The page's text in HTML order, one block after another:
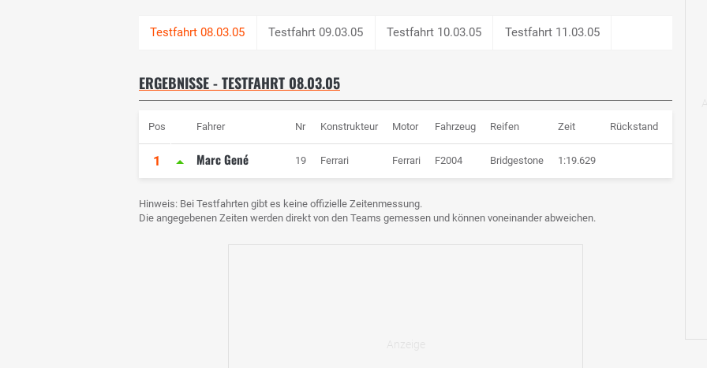
Testfahrt 09.03.05 Testfahrt 10.03.05 Testfahrt 11.03.05
ERGEBNISSE - TESTFAHRT 08.03.05
Pos Fahrer Nr Konstrukteur Motor Fahrzeug Reifen Zeit Rückstand
1 Marc Gené 19 Ferrari Ferrari F2004 Bridgestone 1:19.629
Hinweis: Bei Testfahrten gibt es keine offizielle Zeitenmessung.
Die angegebenen Zeiten werden direkt von den Teams gemessen und können voneinander abweichen.